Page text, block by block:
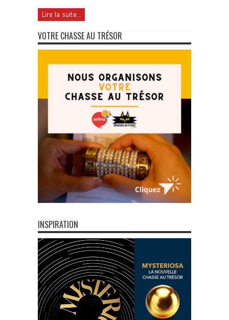
Lire la suite...
VOTRE CHASSE AU TRÉSOR
INSPIRATION